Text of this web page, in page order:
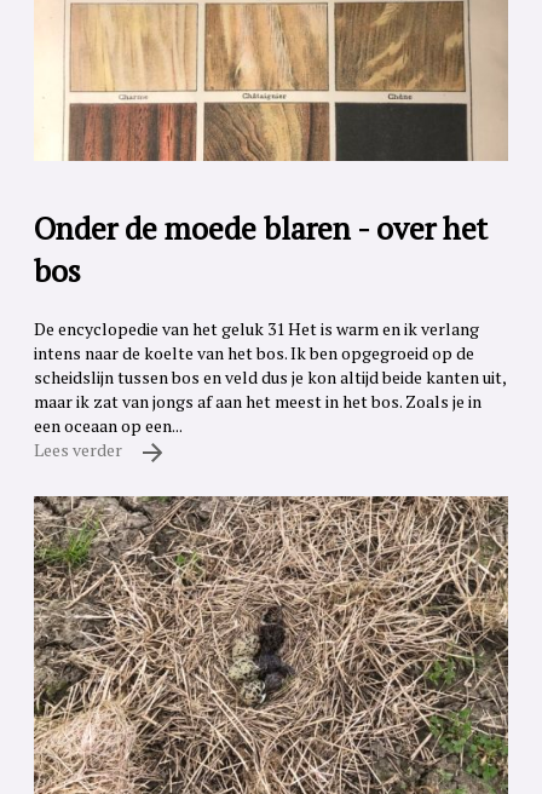
Onder de moede blaren - over het
bos
De encyclopedie van het geluk 31 Het is warm en ik verlang
intens naar de koelte van het bos. Ik ben opgegroeid op de
scheidslijn tussen bos en veld dus je kon altijd beide kanten uit,
maar ik zat van jongs af aan het meest in het bos. Zoals je in
een oceaan op een...
Lees verder